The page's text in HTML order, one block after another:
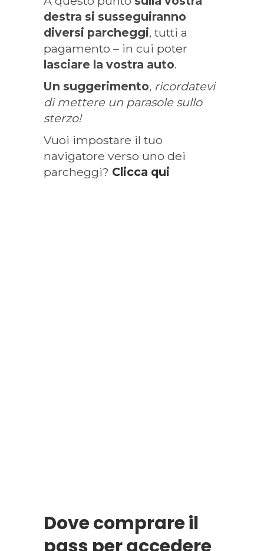
destra si susseguiranno
diversi parcheggi, tutti a
pagamento – in cui poter
lasciare la vostra auto.
Un suggerimento, ricordatevi
di mettere un parasole sullo
sterzo!
Vuoi impostare il tuo
navigatore verso uno dei
parcheggi? Clicca qui
Dove comprare il